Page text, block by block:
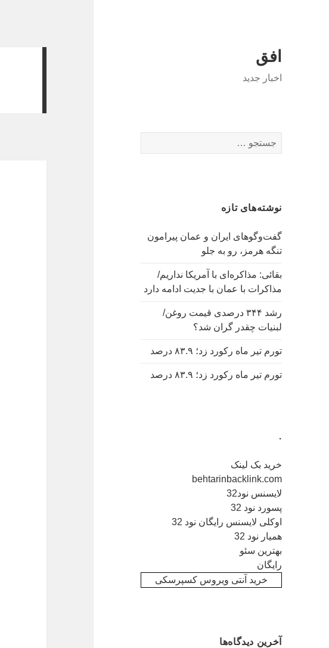
افق
اخبار جدید
برای:
نوشته‌های تازه
گفت‌وگوهای ایران و عمان پیرامون
تنگه هرمز، رو به جلو
بقائی: مذاکره‌ای با آمریکا نداریم/
مذاکرات با عمان با جدیت ادامه دارد
رشد ۳۴۴ درصدی قیمت روغن/
لبنیات چقدر گران شد؟
تورم تیر ماه رکورد زد؛ ۸۳.۹ درصد
تورم تیر ماه رکورد زد؛ ۸۳.۹ درصد
.
خرید بک لینک
behtarinbacklink.com
لایسنس نود32
پسورد نود 32
اوکلی لایسنس رایگان نود 32
همیار نود 32
بهترین سئو
رایگان
خرید آنتی ویروس کسپرسکی
آخرین دیدگاه‌ها